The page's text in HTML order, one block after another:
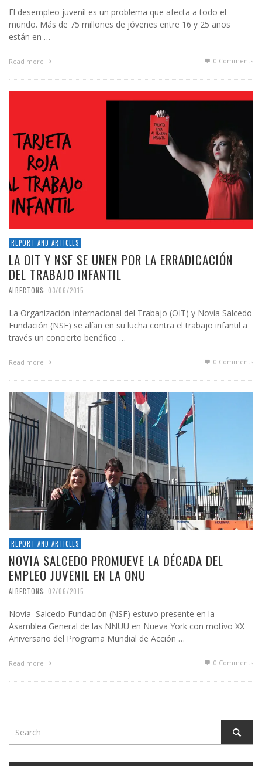
El desempleo juvenil es un problema que afecta a todo el
mundo. Más de 75 millones de jóvenes entre 16 y 25 años
están en …
Read more 0 Comments
REPORT AND ARTICLES
LA OIT Y NSF SE UNEN POR LA ERRADICACIÓN
DEL TRABAJO INFANTIL
ALBERTONS, 03/06/2015
La Organización Internacional del Trabajo (OIT) y Novia Salcedo
Fundación (NSF) se alían en su lucha contra el trabajo infantil a
través un concierto benéfico …
Read more 0 Comments
REPORT AND ARTICLES
NOVIA SALCEDO PROMUEVE LA DÉCADA DEL
EMPLEO JUVENIL EN LA ONU
ALBERTONS, 02/06/2015
Novia Salcedo Fundación (NSF) estuvo presente en la
Asamblea General de las NNUU en Nueva York con motivo XX
Aniversario del Programa Mundial de Acción …
Read more 0 Comments